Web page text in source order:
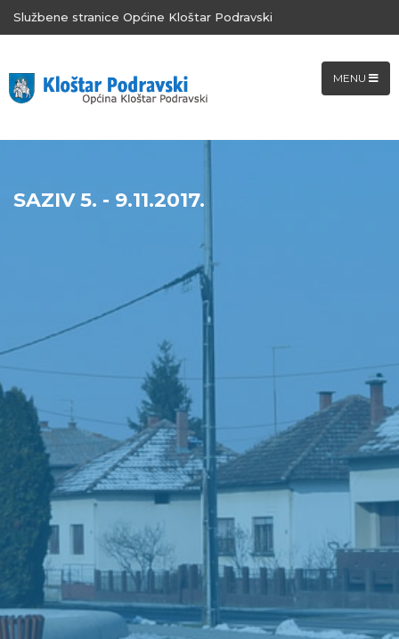
Službene stranice Općine Kloštar Podravski
MENU
SAZIV 5. - 9.11.2017.